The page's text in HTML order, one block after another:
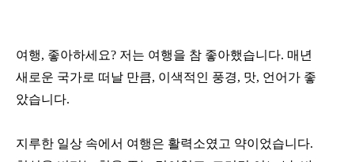
여행, 좋아하세요? 저는 여행을 참 좋아했습니다. 매년
새로운 국가로 떠날 만큼, 이색적인 풍경, 맛, 언어가 좋
았습니다.
지루한 일상 속에서 여행은 활력소였고 약이었습니다.